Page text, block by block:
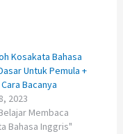
Kosakata Bahasa
Untuk Pemula +
Bacanya
2023
Membaca
Bahasa Inggris"